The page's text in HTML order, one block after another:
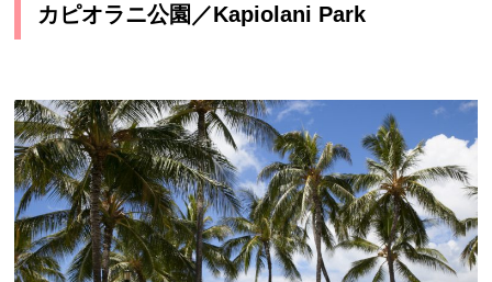
カピオラニ公園／Kapiolani Park